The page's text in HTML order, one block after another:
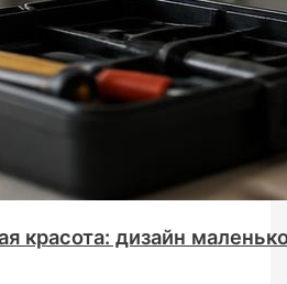
красота: дизайн